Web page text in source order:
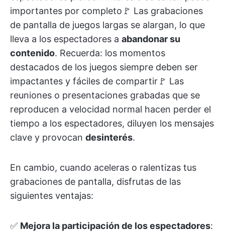
importantes por completo🚩 Las grabaciones
de pantalla de juegos largas se alargan, lo que
lleva a los espectadores a abandonar su
contenido. Recuerda: los momentos
destacados de los juegos siempre deben ser
impactantes y fáciles de compartir🚩 Las
reuniones o presentaciones grabadas que se
reproducen a velocidad normal hacen perder el
tiempo a los espectadores, diluyen los mensajes
clave y provocan desinterés.
En cambio, cuando aceleras o ralentizas tus
grabaciones de pantalla, disfrutas de las
siguientes ventajas:
✅ Mejora la participación de los espectadores: